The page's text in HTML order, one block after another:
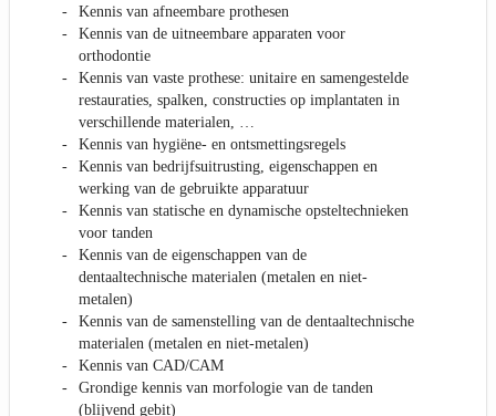
Kennis van afneembare prothesen
Kennis van de uitneembare apparaten voor
orthodontie
Kennis van vaste prothese: unitaire en samengestelde
restauraties, spalken, constructies op implantaten in
verschillende materialen, …
Kennis van hygiëne- en ontsmettingsregels
Kennis van bedrijfsuitrusting, eigenschappen en
werking van de gebruikte apparatuur
Kennis van statische en dynamische opsteltechnieken
voor tanden
Kennis van de eigenschappen van de
dentaaltechnische materialen (metalen en niet-
metalen)
Kennis van de samenstelling van de dentaaltechnische
materialen (metalen en niet-metalen)
Kennis van CAD/CAM
Grondige kennis van morfologie van de tanden
(blijvend gebit)